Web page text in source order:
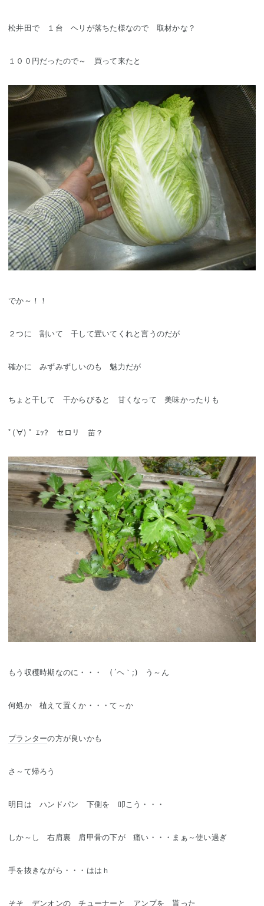
松井田で １台 ヘリが落ちた様なので 取材かな？
１００円だったので～ 買って来たと
でか～！！
２つに 割いて 干して置いてくれと言うのだが
確かに みずみずしいのも 魅力だが
ちょと干して 干からびると 甘くなって 美味かったりも
ﾟ(∀) ﾟ ｴｯ? セロリ 苗？
もう収穫時期なのに・・・ (´ヘ｀;) う～ん
何処か 植えて置くか・・・て～か
プランターの方が良いかも
さ～て帰ろう
明日は ハンドパン 下側を 叩こう・・・
しか～し 右肩裏 肩甲骨の下が 痛い・・・まぁ～使い過ぎ
手を抜きながら・・・ははｈ
そそ デンオンの チューナーと アンプを 貰った